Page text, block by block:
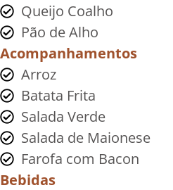
Queijo Coalho
Pão de Alho
Acompanhamentos
Arroz
Batata Frita
Salada Verde
Salada de Maionese
Farofa com Bacon
Bebidas